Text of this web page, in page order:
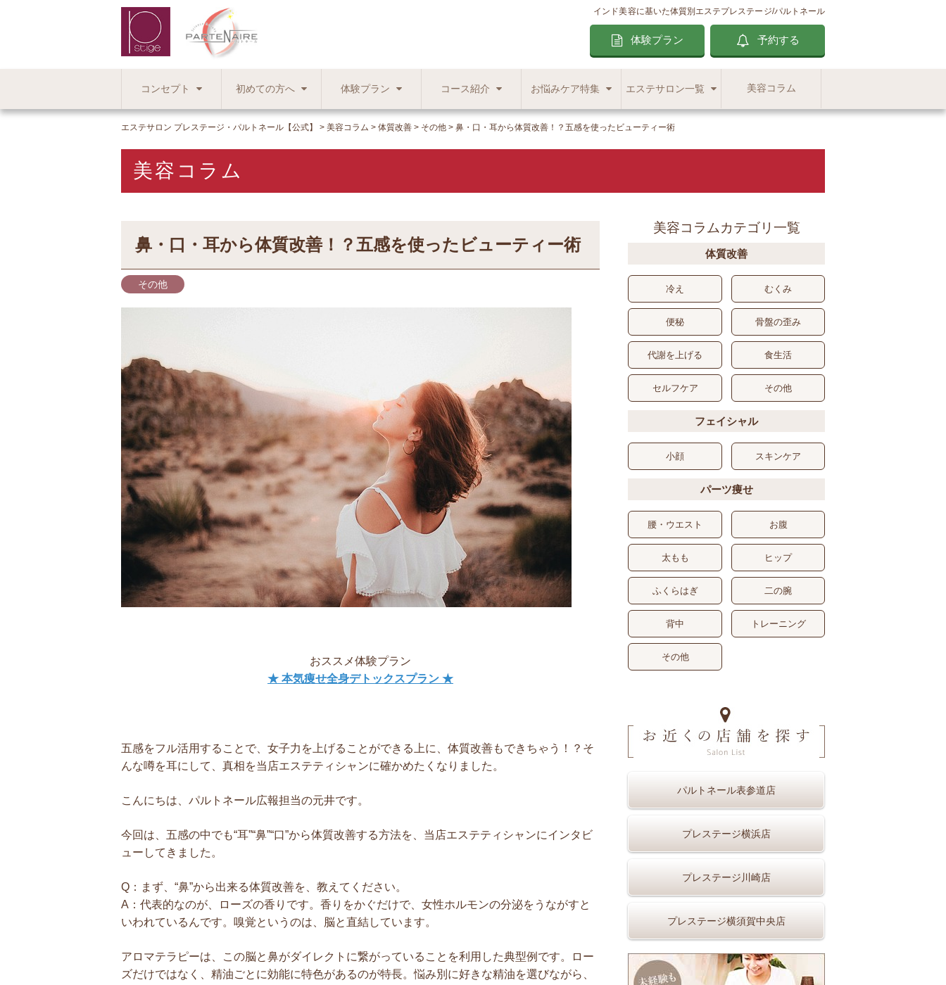
インド美容に基いた体質別エステプレステージ/パルトネール
体験プラン 予約する
コンセプト 初めての方へ 体験プラン コース紹介 お悩みケア特集 エステサロン一覧 美容コラム
エステサロン プレステージ・パルトネール【公式】 美容コラム 体質改善 その他 鼻・口・耳から体質改善！？五感を使ったビューティー術
美容コラム
鼻・口・耳から体質改善！？五感を使ったビューティー術
その他
おススメ体験プラン
★ 本気痩せ全身デトックスプラン ★
五感をフル活用することで、女子力を上げることができる上に、体質改善もできちゃう！？そ
んな噂を耳にして、真相を当店エステティシャンに確かめたくなりました。
こんにちは、パルトネール広報担当の元井です。
今回は、五感の中でも“耳”“鼻”“口”から体質改善する方法を、当店エステティシャンにインタビ
ューしてきました。
Q：まず、“鼻”から出来る体質改善を、教えてください。
A：代表的なのが、ローズの香りです。香りをかぐだけで、女性ホルモンの分泌をうながすと
いわれているんです。嗅覚というのは、脳と直結しています。
アロマテラピーは、この脳と鼻がダイレクトに繋がっていることを利用した典型例です。ロー
ズだけではなく、精油ごとに効能に特色があるのが特長。悩み別に好きな精油を選びながら、
美容コラムカテゴリ一覧
体質改善
冷え むくみ
便秘 骨盤の歪み
代謝を上げる 食生活
セルフケア その他
フェイシャル
小顔 スキンケア
パーツ痩せ
腰・ウエスト お腹
太もも ヒップ
ふくらはぎ 二の腕
背中 トレーニング
その他
パルトネール表参道店
プレステージ横浜店
プレステージ川崎店
プレステージ横須賀中央店